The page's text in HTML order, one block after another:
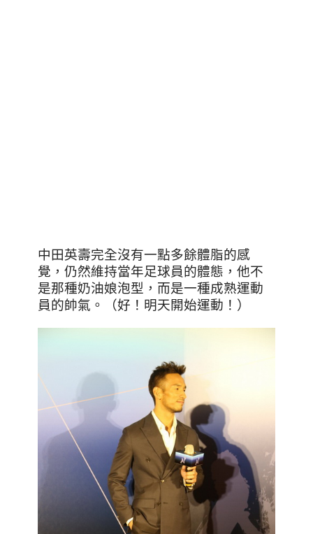
中田英壽完全沒有一點多餘體脂的感
覺，仍然維持當年足球員的體態，他不
是那種奶油娘泡型，而是一種成熟運動
員的帥氣。（好！明天開始運動！）